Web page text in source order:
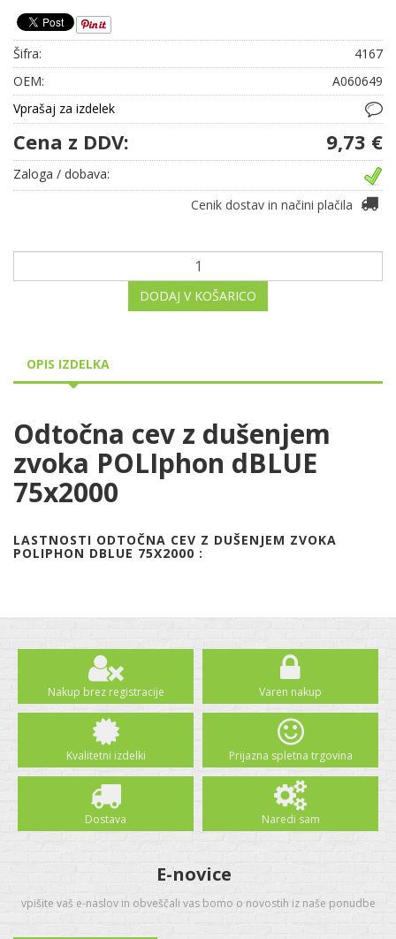
Šifra:
4167
OEM:
A060649
Vprašaj za izdelek
Cena z DDV: 9,73 €
Zaloga / dobava:
Cenik dostav in načini plačila
DODAJ V KOŠARICO
OPIS IZDELKA
Odtočna cev z dušenjem
zvoka POLIphon dBLUE
75x2000
LASTNOSTI ODTOČNA CEV Z DUŠENJEM ZVOKA
POLIPHON DBLUE 75X2000 :
Nakup brez registracije Varen nakup
Kvalitetni izdelki Prijazna spletna trgovina
Dostava Naredi sam
E-novice
vpišite vaš e-naslov in obveščali vas bomo o novostih iz naše ponudbe